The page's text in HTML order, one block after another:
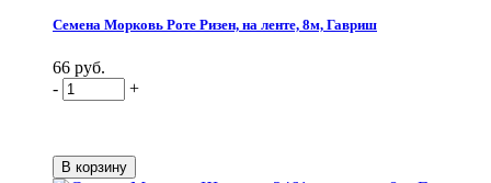
Семена Морковь Роте Ризен, на ленте, 8м, Гавриш
66 руб.
-
+